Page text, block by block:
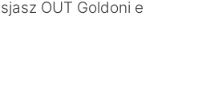
OUT Goldoni e